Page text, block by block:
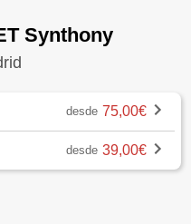
Synthony
desde 75,00€
desde 39,00€